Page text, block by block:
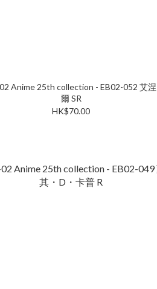
Anime 25th collection - EB02-052 艾涅
爾 SR
HK$70.00